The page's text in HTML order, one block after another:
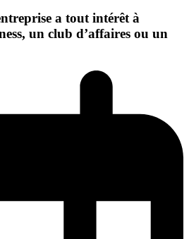
a tout intérêt à
un club d’affaires ou un